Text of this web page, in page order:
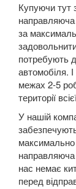
TOYOTA
Auris I
Auris II
Avensis
Avensis
Aygo I
Aygo II
Celica
Купуючи тут
направляюча
за
потребують
автомобіля.
межах 2-5
території
У нашій
максимально
направляюча
нас немає
перед